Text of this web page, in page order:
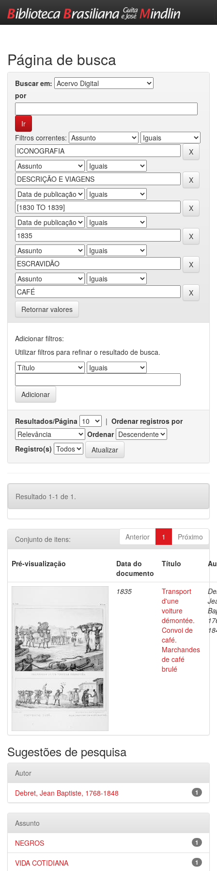
Página de busca
Buscar em:
por
Filtros correntes:
Retornar valores
Adicionar filtros:
Utilizar filtros para refinar o resultado de busca.
Resultados/Página | Ordenar registros por
Ordenar
Registro(s)
Resultado 1-1 de 1.
Anterior 1 Próximo
Conjunto de itens:
Pré-visualização
Data do
documento
Título
1835
Transport
d'une
voiture
démontée.
Convoi de
café.
Marchandes
de café
brulé
Sugestões de pesquisa
Autor
1
Debret, Jean Baptiste, 1768-1848
Assunto
1
NEGROS
1
VIDA COTIDIANA